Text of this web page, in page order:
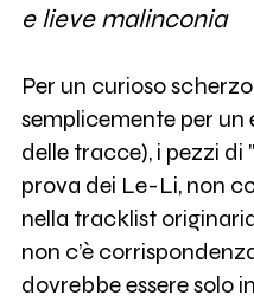
e lieve malinconia
Per un curioso
semplicemente per
delle tracce), i pezzi di
prova dei Le-Li, non
nella tracklist
non c’è
dovrebbe essere solo